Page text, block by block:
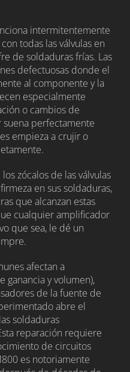
intermitentemente
todas las válvulas en
de soldaduras frías. Las
defectuosas donde el
al componente y la
especialmente
o cambios de
perfectamente
empieza a crujir o
zócalos de las válvulas
en sus soldaduras,
que alcanzan estas
cualquier amplificador
que sea, le dé un
afectan a
ganancia y volumen),
de la fuente de
abre el
soldaduras
reparación requiere
de circuitos
es notoriamente